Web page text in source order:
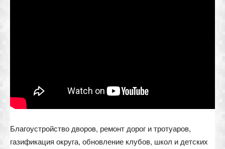
Благоустройство дворов, ремонт дорог и тротуаров,
газификация округа, обновление клубов, школ и детских